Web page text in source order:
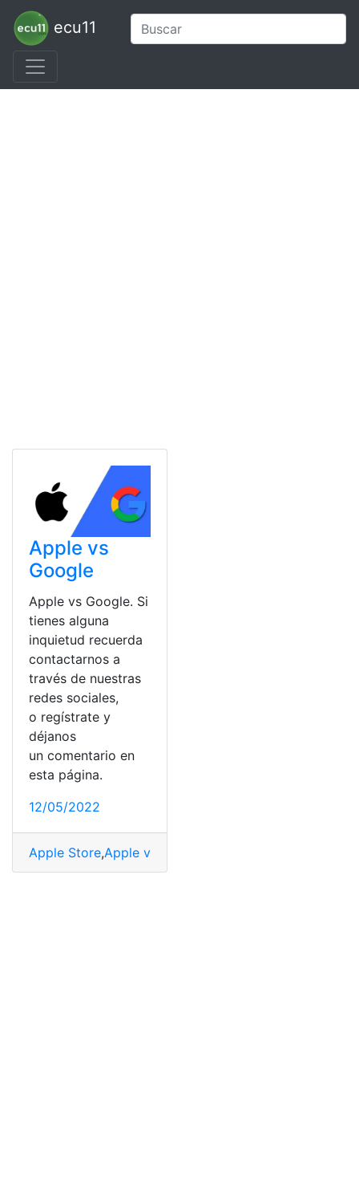
ecu11
Apple vs
Google
Apple vs Google. Si
tienes alguna
inquietud recuerda
contactarnos a
través de nuestras
redes sociales,
o regístrate y
déjanos
un comentario en
esta página.
12/05/2022
Apple Store,Apple vs Google